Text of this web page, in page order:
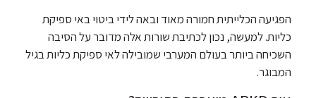
הפגיעה הכלייתית חמורה מאוד ובאה לידי ביטוי באי ספיקת
כליות. למעשה, נכון לכתיבת שורות אלה מדובר על הסיבה
השכיחה ביותר בעולם המערבי שמובילה לאי ספיקת כליות בגיל
המבוגר.